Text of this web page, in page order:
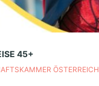
45+
ÖSTERREICH